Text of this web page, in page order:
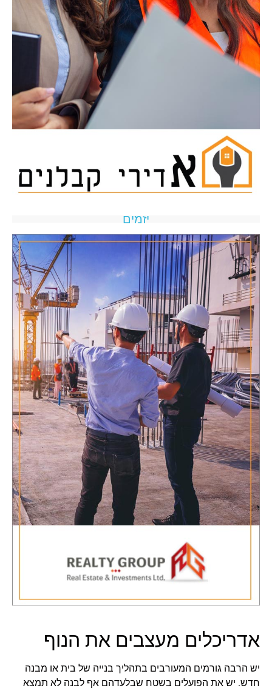
יזמים
אדריכלים מעצבים את הנוף
יש הרבה גורמים המעורבים בתהליך בנייה של בית או מבנה
חדש. יש את הפועלים בשטח שבלעדהם אף לבנה לא תמצא